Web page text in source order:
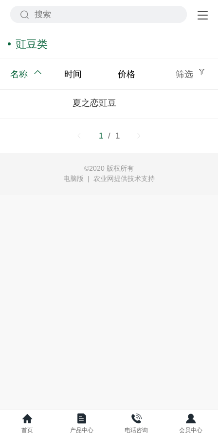
豇豆类
名称 时间 价格 筛选
夏之恋豇豆
1 / 1
©2020 版权所有
电脑版
| 农业网提供技术支持
首页 产品中心 电话咨询 会员中心